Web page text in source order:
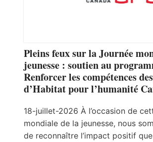
Pleins feux sur la Journée
jeunesse : soutien au
Renforcer les compétences
d’Habitat pour l’humanité
18-juillet-2026 À l’occasion de
mondiale de la jeunesse, nous
de reconnaître l’impact positif